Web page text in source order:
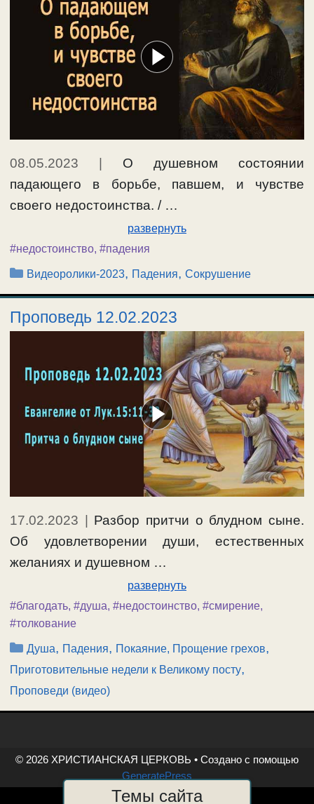
08.05.2023 | О душевном состоянии
падающего в борьбе, павшем, и чувстве
своего недостоинства. / …
развернуть
#недостоинство, #падения
Рубрики
Видеоролики-2023, Падения,Сокрушение
Проповедь 12.02.2023
17.02.2023 | Разбор притчи о блудном сыне.
Об удовлетворении души, естественных
желаниях и душевном …
развернуть
#благодать, #душа, #недостоинство, #смирение,
#толкование
Рубрики
Душа, Падения, Покаяние, Прощение грехов,
Приготовительные недели к Великому посту,
Проповеди (видео)
© 2026 ХРИСТИАНСКАЯ ЦЕРКОВЬ • Создано с помощью
GeneratePress
Темы сайта